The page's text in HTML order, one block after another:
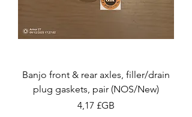
Banjo front & rear axles, filler/drain
plug gaskets, pair (NOS/New)
Prix
4,17 £GB